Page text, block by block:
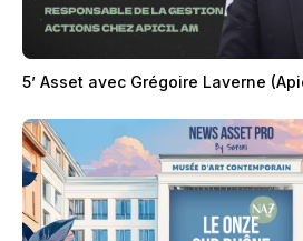
5’ Asset avec Grégoire Laverne